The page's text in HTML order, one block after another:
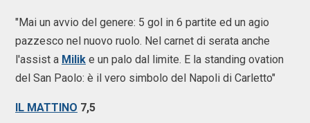
"Mai un avvio del genere: 5 gol in 6 partite ed un agio
pazzesco nel nuovo ruolo. Nel carnet di serata anche
l'assist a Milik e un palo dal limite. E la standing ovation
del San Paolo: è il vero simbolo del Napoli di Carletto"
IL MATTINO 7,5